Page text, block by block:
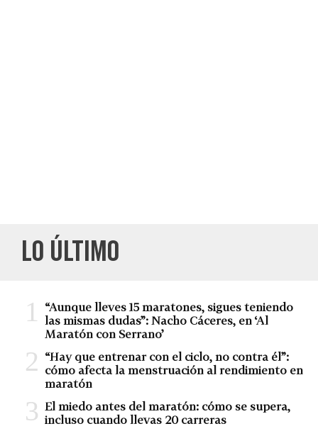
LO ÚLTIMO
“Aunque lleves 15 maratones, sigues teniendo
las mismas dudas”: Nacho Cáceres, en ‘Al
Maratón con Serrano’
“Hay que entrenar con el ciclo, no contra él”:
cómo afecta la menstruación al rendimiento en
maratón
El miedo antes del maratón: cómo se supera,
incluso cuando llevas 20 carreras